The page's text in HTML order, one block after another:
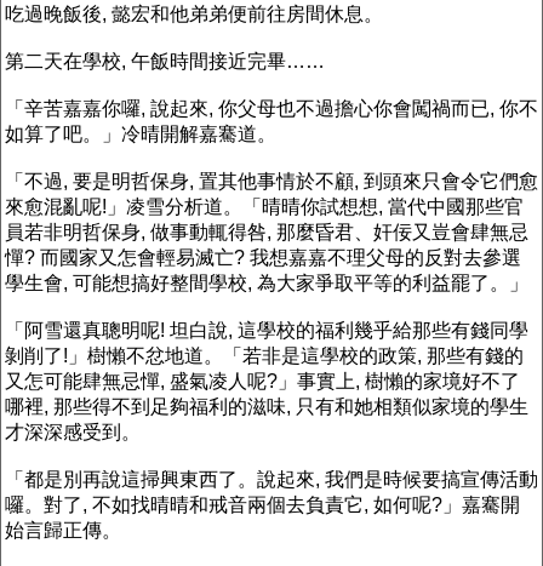
吃過晚飯後, 懿宏和他弟弟便前往房間休息。
第二天在學校, 午飯時間接近完畢……
「辛苦嘉嘉你囉, 說起來, 你父母也不過擔心你會闖禍而已, 你不
如算了吧。」冷晴開解嘉騫道。
「不過, 要是明哲保身, 置其他事情於不顧, 到頭來只會令它們愈
來愈混亂呢!」凌雪分析道。「晴晴你試想想, 當代中國那些官
員若非明哲保身, 做事動輒得咎, 那麼昏君、奸佞又豈會肆無忌
憚? 而國家又怎會輕易滅亡? 我想嘉嘉不理父母的反對去參選
學生會, 可能想搞好整間學校, 為大家爭取平等的利益罷了。」
「阿雪還真聰明呢! 坦白說, 這學校的福利幾乎給那些有錢同學
剝削了!」樹懶不忿地道。「若非是這學校的政策, 那些有錢的
又怎可能肆無忌憚, 盛氣凌人呢?」事實上, 樹懶的家境好不了
哪裡, 那些得不到足夠福利的滋味, 只有和她相類似家境的學生
才深深感受到。
「都是別再說這掃興東西了。說起來, 我們是時候要搞宣傳活動
囉。對了, 不如找晴晴和戒音兩個去負責它, 如何呢?」嘉騫開
始言歸正傳。